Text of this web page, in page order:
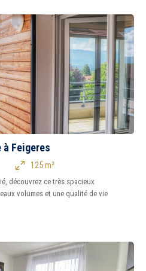
4
20 km
Ancien Neuf
Terrasse
chaussée
à Feigeres
125 m²
découvrez ce très spacieux
volumes et une qualité de vie